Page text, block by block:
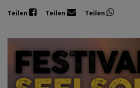
Teilen Teilen Teilen